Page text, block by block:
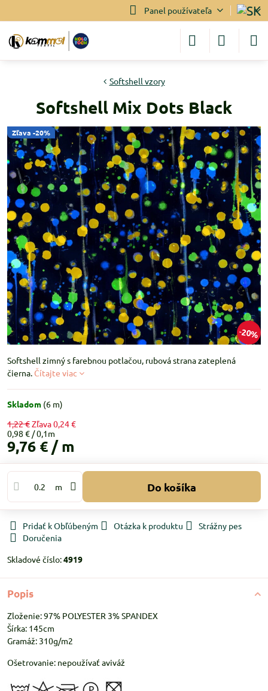
Panel používateľa
Zľava -20%
20%
Softshell vzory
Softshell Mix Dots Black
Softshell zimný s farebnou potlačou, rubová strana zateplená
čierna. Čítajte viac
Skladom (6 m)
1,22 €Zľava0,24 €
0,98 €
9,76 € / m
m Do košíka
Pridať k Obľúbeným Otázka k produktu
Strážny pes
Doručenia
Skladové číslo:4919
Popis
Zloženie: 97% POLYESTER 3% SPANDEX
Šírka: 145cm
Gramáž: 310g/m2
Ošetrovanie: nepoužívať aviváž